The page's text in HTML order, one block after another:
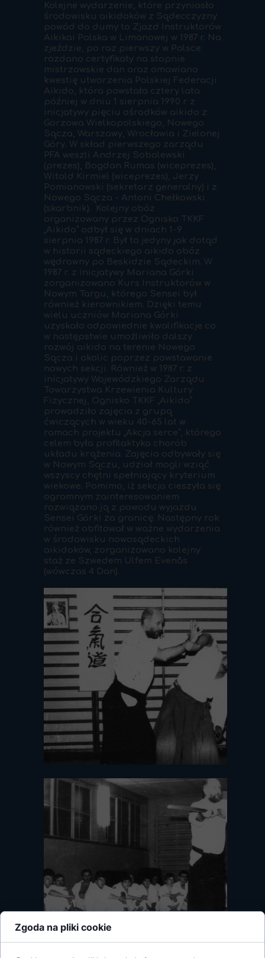
Kolejne wydarzenie, które przyniosło
środowisku aikidoków z Sądecczyzny
powód do dumy to Zjazd Instruktorów
Aikikai Polska w Limanowej w 1987 r. Na
zjeździe, po raz pierwszy w Polsce
rozdano certyfikaty na stopnie
mistrzowskie dan oraz omawiano
kwestię utworzenia Polskiej Federacji
Aikido, która powstała cztery lata
później w dniu 1 sierpnia 1990 r z
inicjatywy pięciu ośrodków aikido z:
Gorzowa Wielkopolskiego, Nowego
Sącza, Warszawy, Wrocławia i Zielonej
Góry. W skład pierwszego zarządu
PFA weszli Andrzej Sobolewski
(prezes), Bogdan Rumas (wiceprezes),
Witold Kirmiel (wiceprezes), Jerzy
Pomianowski (sekretarz generalny) i z
Nowego Sącza - Antoni Chełkowski
(skarbnik). Kolejny obóz
organizowany przez Ognisko TKKF
„Aikido” odbył się w dniach 1-9
sierpnia 1987 r. Był to jedyny jak dotąd
w historii sądeckiego aikido obóz
wędrowny po Beskidzie Sądeckim. W
1987 r. z inicjatywy Mariana Górki
zorganizowano Kurs Instruktorów w
Nowym Targu, którego Sensei był
również kierownikiem. Dzięki temu
wielu uczniów Mariana Górki
uzyskało odpowiednie kwalifikacje co
w następstwie umożliwiło dalszy
rozwój aikido na terenie Nowego
Sącza i okolic poprzez powstawanie
nowych sekcji. Również w 1987 r. z
inicjatywy Wojewódzkiego Zarządu
Towarzystwa Krzewienia Kultury
Fizycznej, Ognisko TKKF „Aikido”
prowadziło zajęcia z grupą
ćwiczących w wieku 40-65 lat w
ramach projektu „Akcja serce”, którego
celem była profilaktyka chorób
układu krążenia. Zajęcia odbywały się
w Nowym Sączu, udział mogli wziąć
wszyscy chętni spełniający kryterium
wiekowe. Pomimo, iż sekcja cieszyła się
ogromnym zainteresowaniem
rozwiązano ją z powodu wyjazdu
Sensei Górki za granicę. Następny rok
również obfitował w ważne wydarzenia
w środowisku nowosądeckich
aikidoków, zorganizowano kolejny
staż ze Szwedem Ulfem Evenås
(wówczas 4 Dan).
Zgoda na pliki cookie